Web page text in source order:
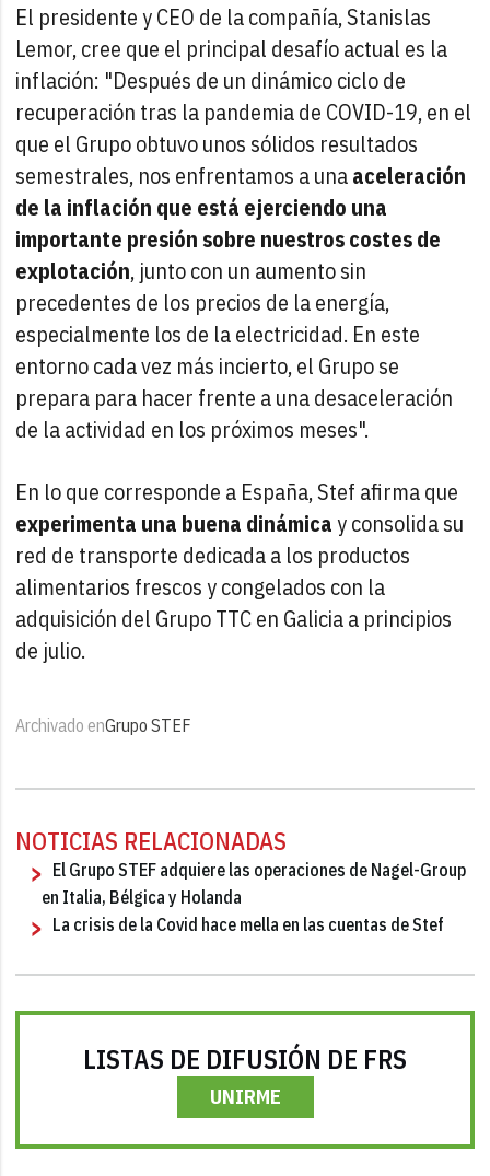
El presidente y CEO de la compañía, Stanislas
Lemor, cree que el principal desafío actual es la
inflación: "Después de un dinámico ciclo de
recuperación tras la pandemia de COVID-19, en el
que el Grupo obtuvo unos sólidos resultados
semestrales, nos enfrentamos a unaaceleración
de la inflación que está ejerciendo una
importante presión sobre nuestros costes de
explotación, junto con un aumento sin
precedentes de los precios de la energía,
especialmente los de la electricidad. En este
entorno cada vez más incierto, el Grupo se
prepara para hacer frente a una desaceleración
de la actividad en los próximos meses".
En lo que corresponde a España, Stef afirma que
experimenta una buena dinámicay consolida su
red de transporte dedicada a los productos
alimentarios frescos y congelados con la
adquisición del Grupo TTC en Galicia a principios
de julio.
Archivado enGrupo STEF
NOTICIAS RELACIONADAS
El Grupo STEF adquiere las operaciones de Nagel-Group
en Italia, Bélgica y Holanda
La crisis de la Covid hace mella en las cuentas de Stef
LISTAS DE DIFUSIÓN DE FRS
UNIRME